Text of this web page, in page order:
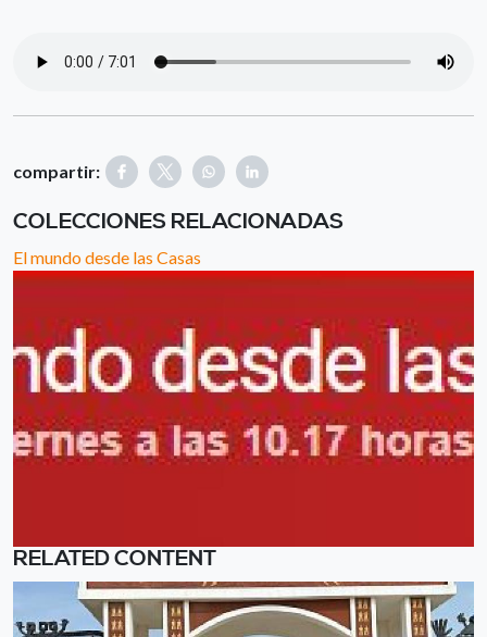
compartir:
COLECCIONES RELACIONADAS
El mundo desde las Casas
RELATED CONTENT